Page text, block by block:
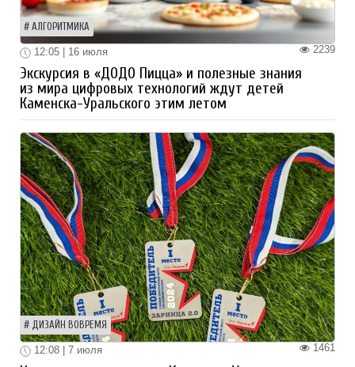
АЛГОРИТМИКА
2239
12:05 | 16 июля
Экскурсия в «ДОДО Пицца» и полезные знания
из мира цифровых технологий ждут детей
Каменска-Уральского этим летом
ДИЗАЙН ВОВРЕМЯ
1461
12:08 | 7 июля